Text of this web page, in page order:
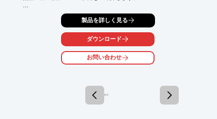
サイズ150mm用の、SUS304換気部品下胴ダンパーをプレス6工
（絞り 成形 側抜き 中抜き  ピアス サイドピアス）で加工を施し
■製品説明：SUS304換気部品下胴ダンパー　サイズ150mm用
※詳しくはPDF資料をご覧いただくか、お気軽にお問い合わせ下
製品を詳しく見る
ダウンロード
お問い合わせ
1 / 1